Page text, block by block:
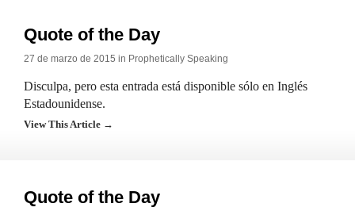
Quote of the Day
27 de marzo de 2015 in Prophetically Speaking
Disculpa, pero esta entrada está disponible sólo en Inglés
Estadounidense.
View This Article →
Quote of the Day